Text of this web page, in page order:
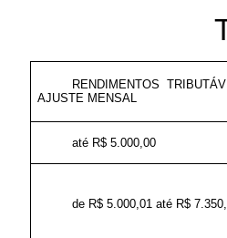
RENDIMENTOS
AJUSTE MENSAL
até R$ 5.000,00
de R$ 5.000,01 até R$